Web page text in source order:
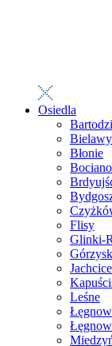
Osiedla
Bielawy
Błonie
Flisy
Glinki-
Jachcice
Leśne